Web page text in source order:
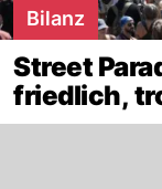
Bilanz
Street
friedlich,